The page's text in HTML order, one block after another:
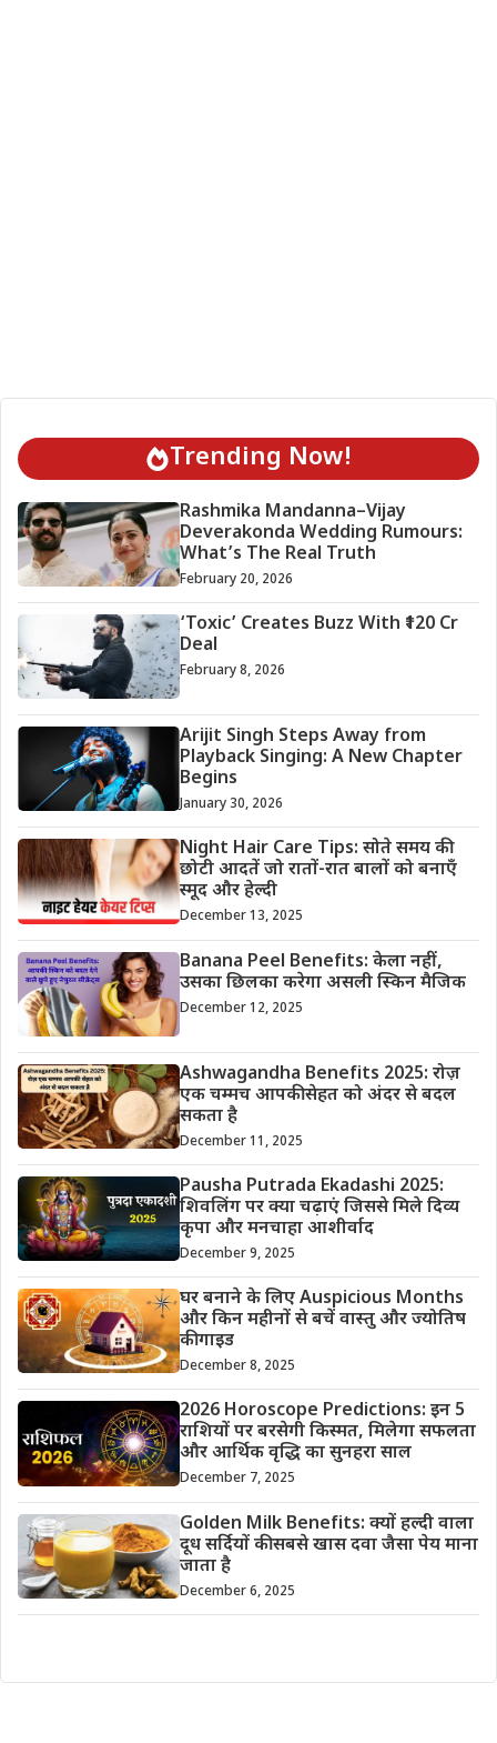
Trending Now!
Rashmika Mandanna–Vijay
Deverakonda Wedding Rumours:
What’s The Real Truth
February 20, 2026
‘Toxic’ Creates Buzz With ₹120 Cr
Deal
February 8, 2026
Arijit Singh Steps Away from
Playback Singing: A New Chapter
Begins
January 30, 2026
Night Hair Care Tips: सोते समय की
छोटी आदतें जो रातों-रात बालों को बनाएँ
स्मूद और हेल्दी
December 13, 2025
Banana Peel Benefits: केला नहीं,
उसका छिलका करेगा असली स्किन मैजिक
December 12, 2025
Ashwagandha Benefits 2025: रोज़
एक चम्मच आपकी सेहत को अंदर से बदल
सकता है
December 11, 2025
Pausha Putrada Ekadashi 2025:
शिवलिंग पर क्या चढ़ाएं जिससे मिले दिव्य
कृपा और मनचाहा आशीर्वाद
December 9, 2025
घर बनाने के लिए Auspicious Months
और किन महीनों से बचें वास्तु और ज्योतिष
की गाइड
December 8, 2025
2026 Horoscope Predictions: इन 5
राशियों पर बरसेगी किस्मत, मिलेगा सफलता
और आर्थिक वृद्धि का सुनहरा साल
December 7, 2025
Golden Milk Benefits: क्यों हल्दी वाला
दूध सर्दियों की सबसे खास दवा जैसा पेय माना
जाता है
December 6, 2025